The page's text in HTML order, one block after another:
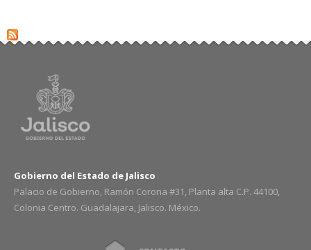
Gobierno del Estado de Jalisco
Palacio de Gobierno, Ramón Corona #31, Planta alta C.P. 44100,
Colonia Centro. Guadalajara, Jalisco. México.